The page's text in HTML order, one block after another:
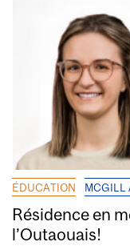
ÉDUCATION MCGILL
Résidence en
l’Outaouais!